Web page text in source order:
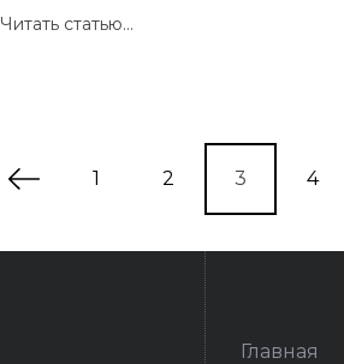
Читать статью...
1 2 3 4
Главная